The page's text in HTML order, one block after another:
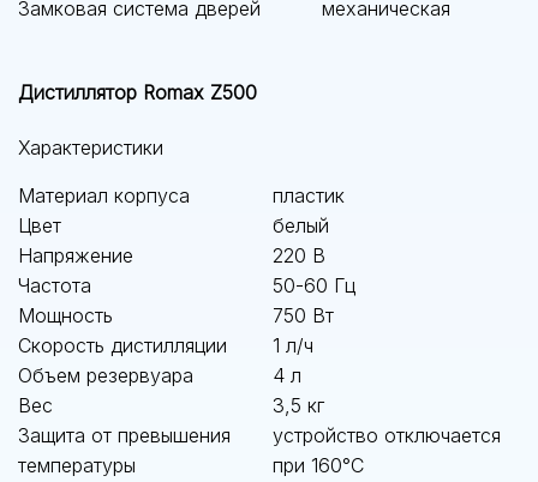
Замковая система дверей
механическая
Дистиллятор Romax Z500
Характеристики
Материал корпуса
пластик
Цвет
белый
Напряжение
220 В
Частота
50-60 Гц
Мощность
750 Вт
Скорость дистилляции
1 л/ч
Объем резервуара
4 л
Вес
3,5 кг
Защита от превышения
температуры
устройство отключается
при 160°C